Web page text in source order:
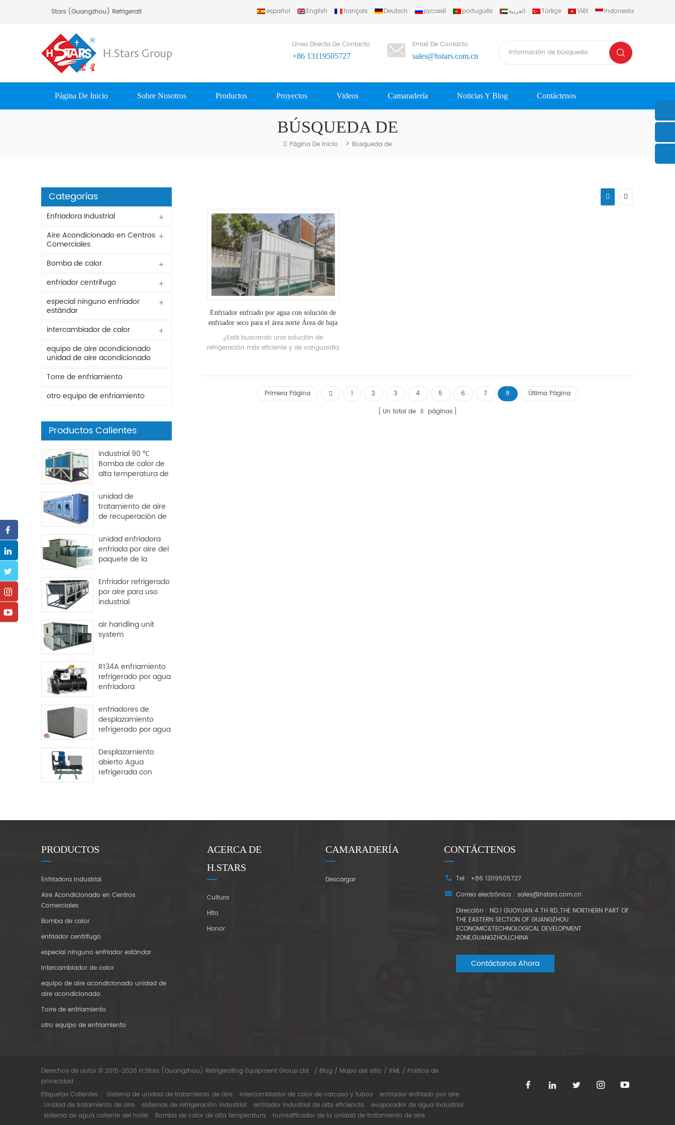
Bienvenido A H.Stars (Guangzhou) Refrigerating Equipment Group Ltd.. español English français Deutsch русский português العربية Türkçe Việt Indonesia
Línea Directa De Contacto
+86 13119505727
Email De Contacto
sales@hstars.com.cn
Página De Inicio Sobre Nosotros Productos Proyectos Videos Camaradería Noticias Y Blog Contáctenos
BÚSQUEDA DE
Página De Inicio > Búsqueda de
Enfriador enfriado por agua con solución de
enfriador seco para el área norte Área de baja
¿Está buscando una solución de
refrigeración más eficiente y de vanguardia
No busque más: estamos orgullosos de
presentar nuestra última innovación: el
enfriador de agua con soluciones de
Primera Página 1 2 3 4 5 6 7 8
Última Página
Un total de
8 páginas
Categorías
Enfriadora Industrial
Aire Acondicionado en Centros
Comerciales
Bomba de calor
enfriador centrifugo
especial ninguno enfriador
estándar
intercambiador de calor
equipo de aire acondicionado
unidad de aire acondicionado
Torre de enfriamiento
otro equipo de enfriamiento
Productos Calientes
industrial 90 ℃
Bomba de calor de
alta temperatura de
unidad de
tratamiento de aire
de recuperación de
hospital
unidad enfriadora
enfriada por aire del
paquete de la
Enfriador refrigerado
por aire para uso
industrial.
air handling unit
system
R134A enfriamiento
refrigerado por agua
enfriadora
enfriadores de
desplazamiento
refrigerado por agua
Desplazamiento
abierto Agua
refrigerada con
PRODUCTOS
Enfriadora Industrial
Aire Acondicionado en Centros
Comerciales
Bomba de calor
enfriador centrifugo
especial ninguno enfriador estándar
intercambiador de calor
equipo de aire acondicionado unidad de
aire acondicionado
Torre de enfriamiento
otro equipo de enfriamiento
ACERCA DE
H.STARS
Cultura
Hito
Honor
CAMARADERÍA
Descargar
CONTÁCTENOS
Tel : +86 13119505727
Correo electrónico :sales@hstars.com.cn
Dirección : NO.1 GUOYUAN 4 TH RD.,THE NORTHERN PART OF
THE EASTERN SECTION OF GUANGZHOU
ECONOMIC&TECHNOLOGICAL DEVELOPMENT
ZONE,GUANGZHOU,CHINA
Contáctanos Ahora
Derechos de autor © 2015-2026 H.Stars (Guangzhou) Refrigerating Equipment Group Ltd. / Blog / Mapa del sitio / XML / Política de
privacidad
Etiquetas Calientes :
Sistema de unidad de tratamiento de aire Intercambiador de calor de carcasa y tubos
enfriador enfriado por aire
Unidad de tratamiento de aire
sistemas de refrigeración industrial enfriador industrial de alta eficiencia
evaporador de agua industrial
sistema de agua caliente del hotel
Bomba de calor de alta temperatura humidificador de la unidad de tratamiento de aire